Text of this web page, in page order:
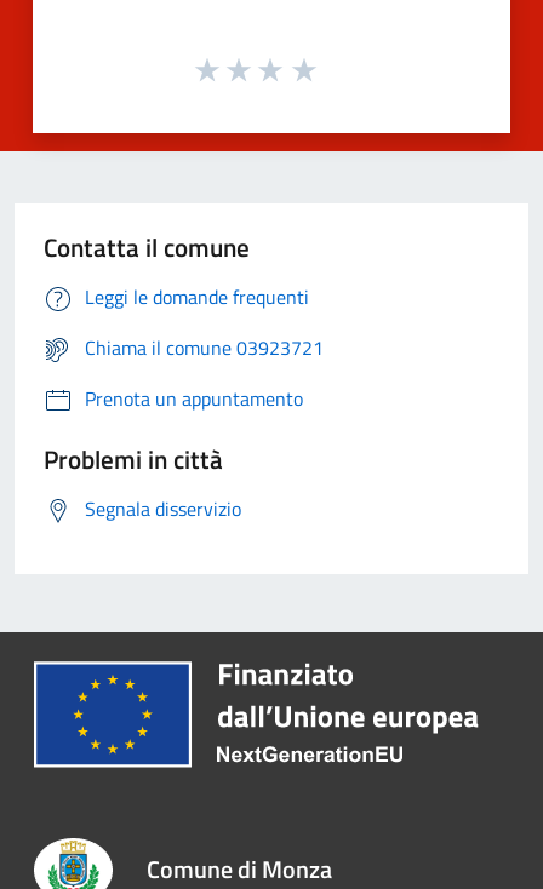
Contatta il comune
Leggi le domande frequenti
Chiama il comune 03923721
Prenota un appuntamento
Problemi in città
Segnala disservizio
Comune di Monza